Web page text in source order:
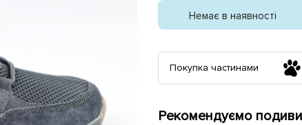
Немає в наявності
Покупка частинами
Рекомендуємо